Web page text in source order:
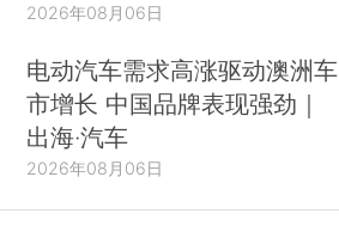
2026年08月06日
电动汽车需求高涨驱动澳洲车
市增长 中国品牌表现强劲｜
出海·汽车
2026年08月06日